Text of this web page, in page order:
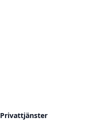
Privattjänster